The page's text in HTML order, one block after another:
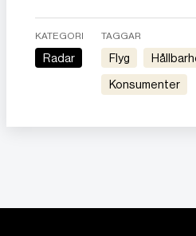
KATEGORI
Radar
TAGGAR
Flyg
Konsumenter